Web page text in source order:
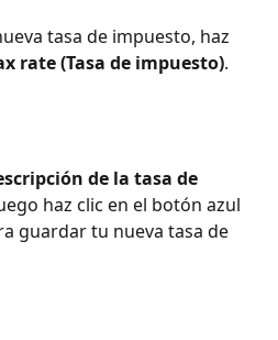
tasa de impuesto, haz
rate (Tasa de impuesto).
de la tasa de
haz clic en el botón azul
guardar tu nueva tasa de